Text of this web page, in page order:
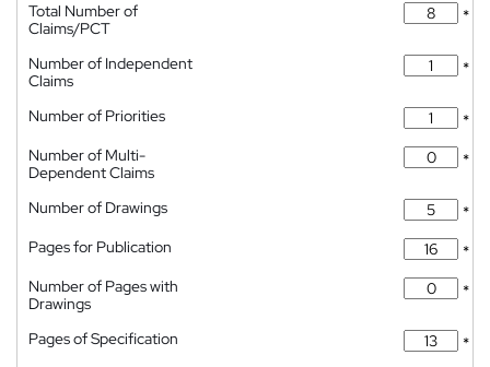
Total Number of
Claims/PCT
*
Number of Independent
Claims
*
Number of Priorities
*
Number of Multi-
Dependent Claims
*
Number of Drawings
*
Pages for Publication
*
Number of Pages with
Drawings
*
Pages of Specification
*